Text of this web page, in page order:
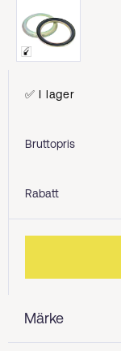
Märke
✅ I lager
Bruttopris
Rabatt